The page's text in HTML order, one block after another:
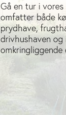
Gå en tur i vores
omfatter både
prydhave,
drivhushaven
omkringliggende